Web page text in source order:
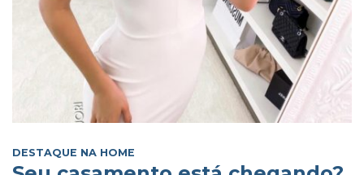
DESTAQUE NA HOME